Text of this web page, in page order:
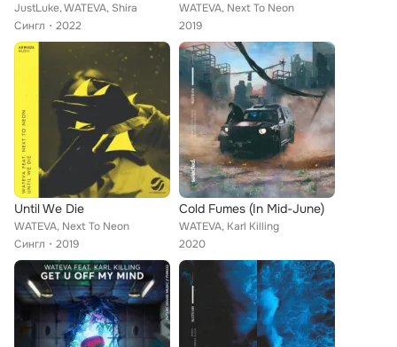
JustLuke, WATEVA, Shira
Сингл
2022
WATEVA, Next To Neon
2019
Until We Die
WATEVA, Next To Neon
Сингл
2019
Cold Fumes (In Mid-June)
WATEVA, Karl Killing
2020